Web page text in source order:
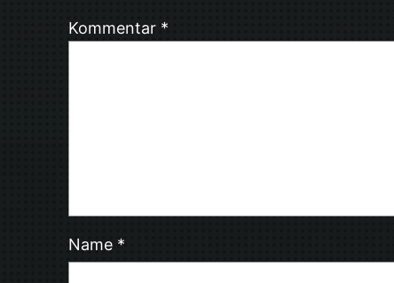
Kommentar *
Name *